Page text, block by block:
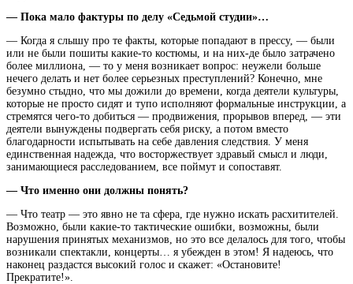
— Пока мало фактуры по делу «Седьмой студии»…
— Когда я слышу про те факты, которые попадают в прессу, — были
или не были пошиты какие-то костюмы, и на них-де было затрачено
более миллиона, — то у меня возникает вопрос: неужели больше
нечего делать и нет более серьезных преступлений? Конечно, мне
безумно стыдно, что мы дожили до времени, когда деятели культуры,
которые не просто сидят и тупо исполняют формальные инструкции, а
стремятся чего-то добиться — продвижения, прорывов вперед, — эти
деятели вынуждены подвергать себя риску, а потом вместо
благодарности испытывать на себе давления следствия. У меня
единственная надежда, что восторжествует здравый смысл и люди,
занимающиеся расследованием, все поймут и сопоставят.
— Что именно они должны понять?
— Что театр — это явно не та сфера, где нужно искать расхитителей.
Возможно, были какие-то тактические ошибки, возможны, были
нарушения принятых механизмов, но это все делалось для того, чтобы
возникали спектакли, концерты… я убежден в этом! Я надеюсь, что
наконец раздастся высокий голос и скажет: «Остановите!
Прекратите!».